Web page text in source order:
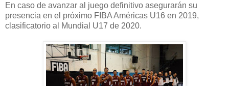
En caso de avanzar al juego definitivo asegurarán su
presencia en el próximo FIBA Américas U16 en 2019,
clasificatorio al Mundial U17 de 2020.